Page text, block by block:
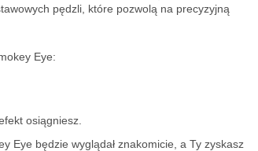
pędzli, które pozwolą na precyzyjną
Eye:
osiągniesz.
Eye będzie wyglądał znakomicie, a Ty zyskasz